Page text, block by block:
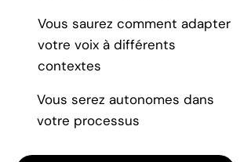
Vous saurez comment adapter
votre voix à différents
contextes
Vous serez autonomes dans
votre processus